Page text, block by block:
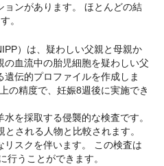
ョンがあります。 ほとんどの結
。
）は、疑わしい父親と母親か
の血流中の胎児細胞を疑わしい父
伝的プロファイルを作成しま
の精度で、妊娠8週後に実施でき
を採取する侵襲的な検査です。
される人物と比較されます。
リスクを伴います。 この検査は
行うことができます。